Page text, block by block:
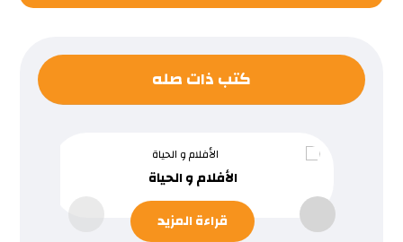
كتب ذات صله
الأفلام و الحياة
قراءة المزيد